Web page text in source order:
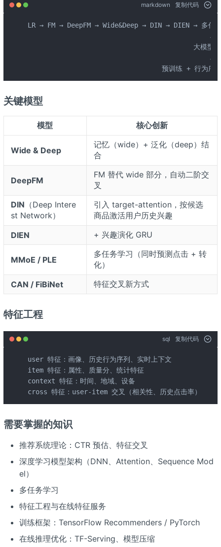
markdown 复制代码
LR → FM → DeepFM → Wide&Deep → DIN → DIEN → 多任
                                              ↓
大模型
                                              ↓
预训练 + 行为序
关键模型
模型 核心创新
Wide & Deep
记忆（wide）+ 泛化（deep）结
合
DeepFM
FM 替代 wide 部分，自动二阶交
叉
DIN （Deep Intere
st Network）
引入 target-attention，按候选
商品激活用户历史兴趣
DIEN
+ 兴趣演化 GRU
MMoE / PLE
多任务学习（同时预测点击 + 转
化）
CAN / FiBiNet
特征交叉新方式
特征工程
sql 复制代码
user 特征：画像、历史行为序列、实时上下文
item 特征：属性、质量分、统计特征
context 特征：时间、地域、设备
cross 特征：user-item 交叉（相关性、历史点击率）
需要掌握的知识
推荐系统理论：CTR 预估、特征交叉
深度学习模型架构（DNN、Attention、Sequence Mod
el）
多任务学习
特征工程与在线特征服务
训练框架：TensorFlow Recommenders / PyTorch
在线推理优化：TF-Serving、模型压缩